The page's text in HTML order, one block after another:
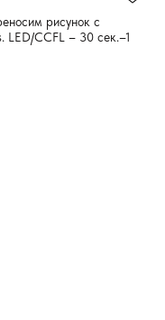
рисунок с
LED/CCFL – 30 сек.–1